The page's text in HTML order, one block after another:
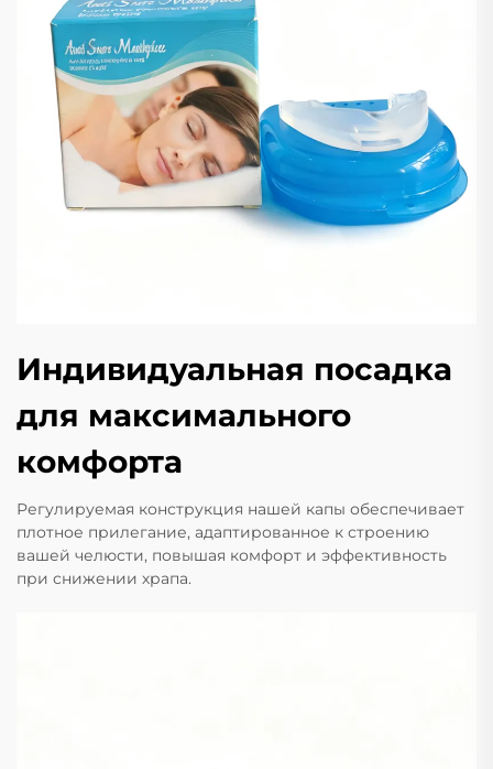
Индивидуальная посадка
для максимального
комфорта
Регулируемая конструкция нашей капы обеспечивает
плотное прилегание, адаптированное к строению
вашей челюсти, повышая комфорт и эффективность
при снижении храпа.